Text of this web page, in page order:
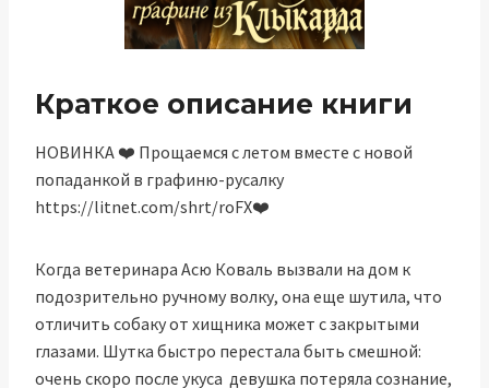
Краткое описание книги
Н‍ОВИНКА ❤️‍ Прощаемся с летом вместе с новой
попаданкой в графиню-русалку
https://litnet.com/shrt/roFX❤️‍
Когда ветеринара Асю Коваль вызвали на дом к
подозрительно ручному волку, она еще шутила, что
отличить собаку от хищника может с закрытыми
глазами. Шутка быстро перестала быть смешной:
очень скоро после укуса девушка потеряла сознание,